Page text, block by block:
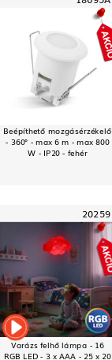
Beépíthető mozgásérzékelő
- 360° - max 6 m - max 800
W - IP20 - fehér
20259
Varázs felhő lámpa - 16
RGB LED - 3 x AAA - 25 x 20